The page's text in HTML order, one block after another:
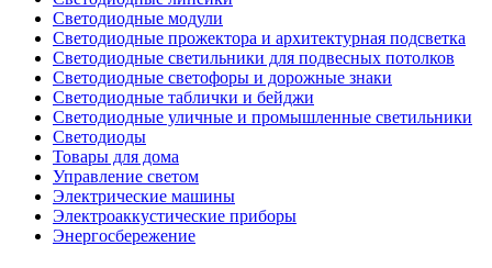
Светодиодные модули
Светодиодные прожектора и архитектурная подсветка
Светодиодные светильники для подвесных потолков
Светодиодные светофоры и дорожные знаки
Светодиодные таблички и бейджи
Светодиодные уличные и промышленные светильники
Светодиоды
Товары для дома
Управление светом
Электрические машины
Электроаккустические приборы
Энергосбережение